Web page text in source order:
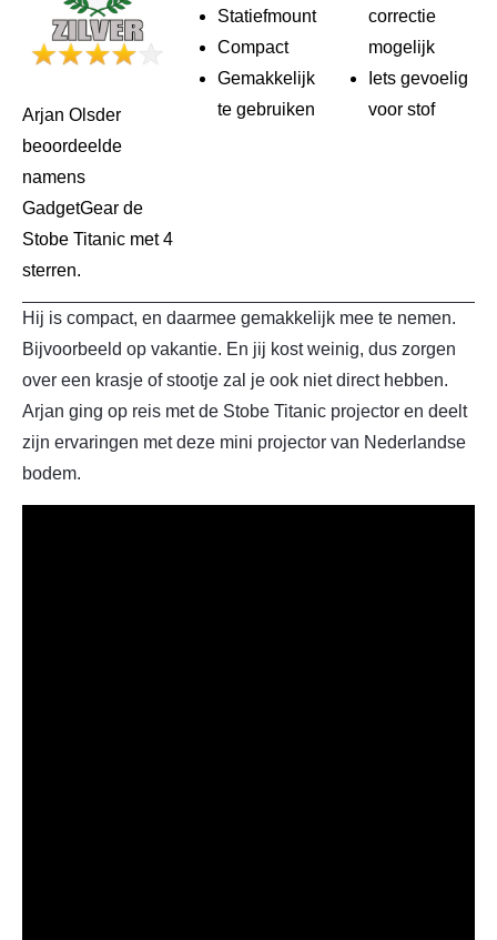
Arjan Olsder
beoordeelde
namens
GadgetGear de
Stobe Titanic met 4
sterren.
Statiefmount
Compact
Gemakkelijk
te gebruiken
correctie
mogelijk
Iets gevoelig
voor stof
Hij is compact, en daarmee gemakkelijk mee te nemen.
Bijvoorbeeld op vakantie. En jij kost weinig, dus zorgen
over een krasje of stootje zal je ook niet direct hebben.
Arjan ging op reis met de Stobe Titanic projector en deelt
zijn ervaringen met deze mini projector van Nederlandse
bodem.